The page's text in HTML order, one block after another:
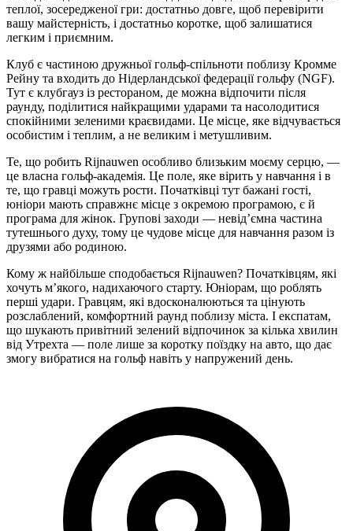
теплої, зосередженої гри: достатньо довге, щоб перевірити
вашу майстерність, і достатньо коротке, щоб залишатися
легким і приємним.
Клуб є частиною дружньої гольф-спільноти поблизу Кромме
Рейну та входить до Нідерландської федерації гольфу (NGF).
Тут є клубгауз із рестораном, де можна відпочити після
раунду, поділитися найкращими ударами та насолодитися
спокійними зеленими краєвидами. Це місце, яке відчувається
особистим і теплим, а не великим і метушливим.
Те, що робить Rijnauwen особливо близьким моєму серцю, —
це власна гольф-академія. Це поле, яке вірить у навчання і в
те, що гравці можуть рости. Початківці тут бажані гості,
юніори мають справжнє місце з окремою програмою, є й
програма для жінок. Групові заходи — невід’ємна частина
тутешнього духу, тому це чудове місце для навчання разом із
друзями або родиною.
Кому ж найбільше сподобається Rijnauwen? Початківцям, які
хочуть м’якого, надихаючого старту. Юніорам, що роблять
перші удари. Гравцям, які вдосконалюються та цінують
розслаблений, комфортний раунд поблизу міста. І експатам,
що шукають привітний зелений відпочинок за кілька хвилин
від Утрехта — поле лише за коротку поїздку на авто, що дає
змогу вибратися на гольф навіть у напружений день.